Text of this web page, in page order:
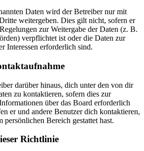
Daten wird der Betreiber nur mit
weitergeben. Dies gilt nicht, sofern er
zur Weitergabe der Daten (z. B.
verpflichtet ist oder die Daten zur
Interessen erforderlich sind.
darüber hinaus, dich unter den von dir
zu kontaktieren, sofern dies zur
über das Board erforderlich
er und andere Benutzer dich kontaktieren,
persönlichen Bereich gestattet hast.
Richtlinie